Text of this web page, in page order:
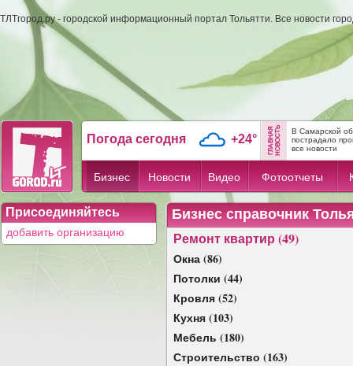
ТЛТгород.ру - городской информационный портал Тольятти. Все новости
Погода сегодня +24°
В Самарской
пострадало
все новости
Бизнес Новости Видео Фотоотчеты
Присоединяйтесь
добавить организацию
Бизнес справочник
Ремонт квартир (49)
Окна (86)
Потолки (44)
Кровля (52)
Кухня (103)
Мебель (180)
Строительство (163)